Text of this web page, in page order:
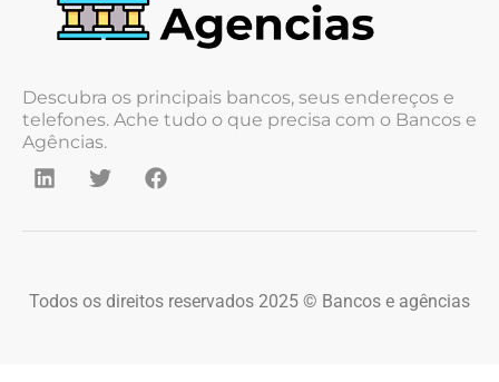
Descubra os principais bancos, seus endereços e
telefones. Ache tudo o que precisa com o Bancos e
Agências.
Todos os direitos reservados 2025 © Bancos e agências